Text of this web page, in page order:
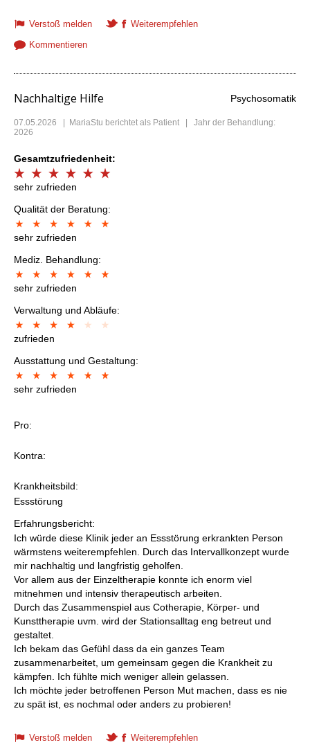
Verstoß melden
Weiterempfehlen
Kommentieren
Nachhaltige Hilfe Psychosomatik
07.05.2026 MariaStu berichtet als Patient | Jahr der Behandlung:
2026
Gesamtzufriedenheit:
sehr zufrieden
Qualität der Beratung:
sehr zufrieden
Mediz. Behandlung:
sehr zufrieden
Verwaltung und Abläufe:
zufrieden
Ausstattung und Gestaltung:
sehr zufrieden
Pro:
Kontra:
Krankheitsbild:
Essstörung
Erfahrungsbericht:
Ich würde diese Klinik jeder an Essstörung erkrankten Person
wärmstens weiterempfehlen. Durch das Intervallkonzept wurde
mir nachhaltig und langfristig geholfen.
Vor allem aus der Einzeltherapie konnte ich enorm viel
mitnehmen und intensiv therapeutisch arbeiten.
Durch das Zusammenspiel aus Cotherapie, Körper- und
Kunsttherapie uvm. wird der Stationsalltag eng betreut und
gestaltet.
Ich bekam das Gefühl dass da ein ganzes Team
zusammenarbeitet, um gemeinsam gegen die Krankheit zu
kämpfen. Ich fühlte mich weniger allein gelassen.
Ich möchte jeder betroffenen Person Mut machen, dass es nie
zu spät ist, es nochmal oder anders zu probieren!
Verstoß melden
Weiterempfehlen